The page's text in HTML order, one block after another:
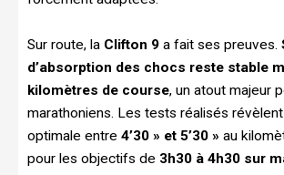
Sur route, la Clifton 9 a fait ses preuves.
d’absorption des chocs reste stable
kilomètres de course, un atout majeur
marathoniens. Les tests réalisés
optimale entre 4’30 » et 5’30 » au
pour les objectifs de 3h30 à 4h30 sur